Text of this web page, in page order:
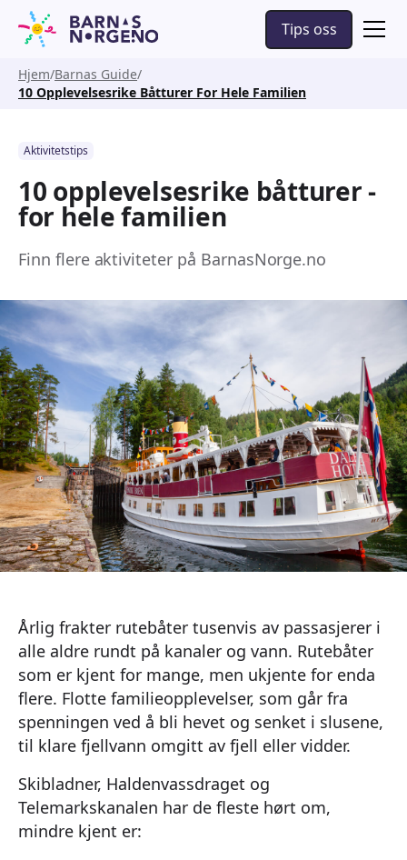
Tips oss
Hjem Barnas Guide
10 Opplevelsesrike Båtturer For Hele Familien
Aktivitetstips
10 opplevelsesrike båtturer -
for hele familien
Finn flere aktiviteter på BarnasNorge.no
Årlig frakter rutebåter tusenvis av passasjerer i
alle aldre rundt på kanaler og vann. Rutebåter
som er kjent for mange, men ukjente for enda
flere. Flotte familieopplevelser, som går fra
spenningen ved å bli hevet og senket i slusene,
til klare fjellvann omgitt av fjell eller vidder.
Skibladner, Haldenvassdraget og
Telemarkskanalen har de fleste hørt om,
mindre kjent er: